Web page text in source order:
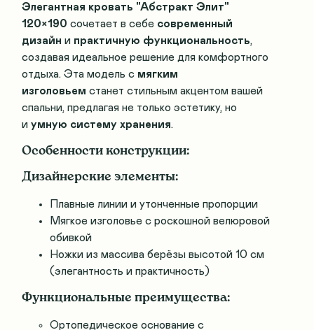
Элегантная кровать "Абстракт Элит"
120×190 сочетает в себе современный
дизайн и практичную функциональность,
создавая идеальное решение для комфортного
отдыха. Эта модель с мягким
изголовьем станет стильным акцентом вашей
спальни, предлагая не только эстетику, но
и умную систему хранения.
Особенности конструкции:
Дизайнерские элементы:
Плавные линии и утонченные пропорции
Мягкое изголовье с роскошной велюровой
обивкой
Ножки из массива берёзы высотой 10 см
(элегантность и практичность)
Функциональные преимущества:
Ортопедическое основание с